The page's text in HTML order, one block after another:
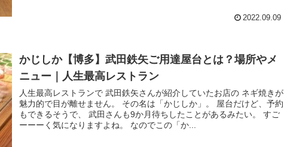
2022.09.09
かじしか【博多】武田鉄矢ご用達屋台とは？場所やメ
ニュー｜人生最高レストラン
人生最高レストランで 武田鉄矢さんが紹介していたお店の ネギ焼きが
魅力的で目が離せません。 その名は「かじしか」。 屋台だけど、予約
もできるそうで、 武田さんも9か月待ちしたことがあるみたい。 すご
ーーーく気になりますよね。 なのでこの「か...